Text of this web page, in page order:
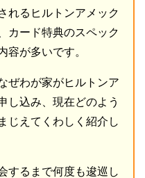
れるヒルトンアメック
カード特典のスペック
容が多いです。
ぜわが家がヒルトンア
し込み、現在どのよう
じえてくわしく紹介し
するまで何度も逡巡し